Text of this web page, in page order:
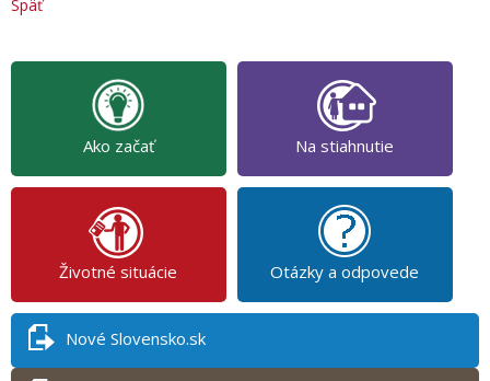
Späť
Ako začať Na stiahnutie
Životné situácie Otázky a odpovede
Nové Slovensko.sk